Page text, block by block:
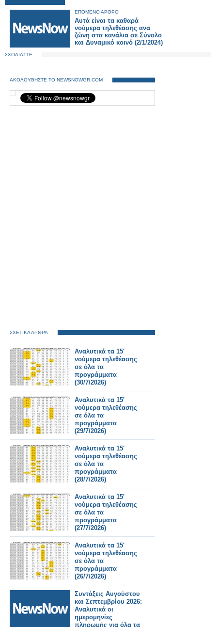
ΕΠΟΜΕΝΟ ΑΡΘΡΟ
Αυτά είναι τα καθαρά
νούμερα τηλεθέασης ανα
ζώνη στα κανάλια σε Σύνολο
και Δυναμικό κοινό (2/1/2024)
ΣΧΟΛΙΑΣΤΕ
ΑΚΟΛΟΥΘΗΣΤΕ ΤΟ NEWSNOWGR.COM
ΣΧΕΤΙΚΑ ΑΡΘΡΑ
Αναλυτικά τα 15'
νούμερα τηλεθέασης
σε όλα τα
προγράμματα
(30/7/2026)
Αναλυτικά τα 15'
νούμερα τηλεθέασης
σε όλα τα
προγράμματα
(29/7/2026)
Αναλυτικά τα 15'
νούμερα τηλεθέασης
σε όλα τα
προγράμματα
(28/7/2026)
Αναλυτικά τα 15'
νούμερα τηλεθέασης
σε όλα τα
προγράμματα
(27/7/2026)
Αναλυτικά τα 15'
νούμερα τηλεθέασης
σε όλα τα
προγράμματα
(26/7/2026)
Συντάξεις Αυγούστου
και Σεπτεμβρίου 2026:
Αναλυτικά οι
ημερομηνίες
πληρωμής για όλα τα